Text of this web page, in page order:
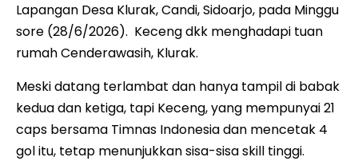
Lapangan Desa Klurak, Candi, Sidoarjo, pada Minggu
sore (28/6/2026). Keceng dkk menghadapi tuan
rumah Cenderawasih, Klurak.
Meski datang terlambat dan hanya tampil di babak
kedua dan ketiga, tapi Keceng, yang mempunyai 21
caps bersama Timnas Indonesia dan mencetak 4
gol itu, tetap menunjukkan sisa-sisa skill tinggi.